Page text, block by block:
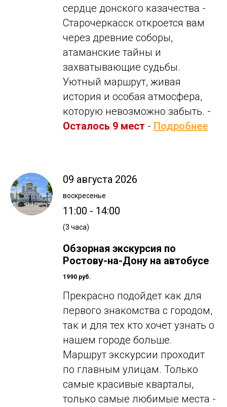
сердце донского казачества -
Старочеркасск откроется вам
через древние соборы,
атаманские тайны и
захватывающие судьбы.
Уютный маршрут, живая
история и особая атмосфера,
которую невозможно забыть. -
Осталось 9 мест - Подробнее
09 августа 2026
воскресенье
11:00 - 14:00
(3 часа)
Обзорная экскурсия по
Ростову-на-Дону на автобусе
1990 руб.
Прекрасно подойдет как для
первого знакомства с городом,
так и для тех кто хочет узнать о
нашем городе больше.
Маршрут экскурсии проходит
по главным улицам. Только
самые красивые кварталы,
только самые любимые места -